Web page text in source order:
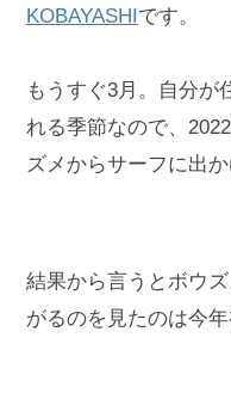
KOBAYASHI です。
もうすぐ3月。自分が
れる季節なので、
ズメからサーフに出か
結果から言うとボウ
がるのを見たのは今年